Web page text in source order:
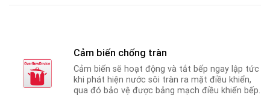
Cảm biến chống tràn
Cảm biến sẽ hoạt động và tắt bếp ngay lập tức
khi phát hiện nước sôi tràn ra mặt điều khiển,
qua đó bảo vệ được bảng mạch điều khiển bếp.